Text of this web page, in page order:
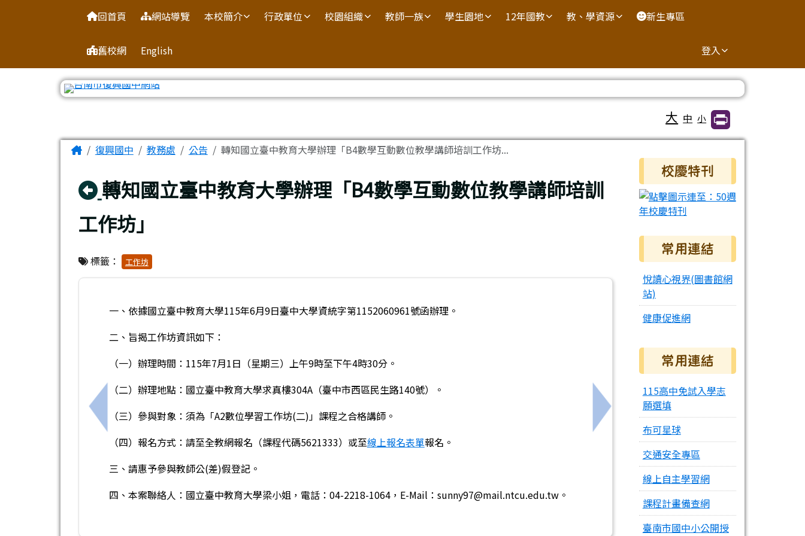
臺南市復興國中網站
回首頁 網站導覽 本校簡介 行政單位 校園組織 教師一族 學生園地 12年國教 教、學資源 新生專區
舊校網 English 登入
大 中 小
主內容區域
Home復興國中 教務處 公告 轉知國立臺中教育大學辦理「B4數學互動數位教學講師培訓工作坊...
回上頁
轉知國立臺中教育大學辦理「B4數學互動數位教學講師培訓
工作坊」
標籤： 工作坊
上一筆：114學年度代理代課教師SEL社會情緒學習工作坊
一、依據國立臺中教育大學115年6月9日臺中大學資統字第1152060961號函辦理。
二、旨揭工作坊資訊如下：
（一）辦理時間：115年7月1日（星期三）上午9時至下午4時30分。
（二）辦理地點：國立臺中教育大學求真樓304A（臺中市西區民生路140號）。
（三）參與對象：須為「A2數位學習工作坊(二)」課程之合格講師。
（四）報名方式：請至全教網報名（課程代碼5621333）或至線上報名表單報名。
三、請惠予參與教師公(差)假登記。
四、本案聯絡人：國立臺中教育大學梁小姐，電話：04-2218-1064，E-Mail：sunny97@mail.ntcu.edu.tw。
下一筆：五專優先免試錄取結果查詢網址
右邊區域內容
校慶特刊
常用連結
悅讀心視界(圖書館網
站)
健康促進網
常用連結
115高中免試入學志
願選填
布可星球
交通安全專區
線上自主學習網
課程計畫備查網
臺南市國中小公開授
頁尾區域